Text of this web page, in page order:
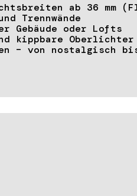
ab 36 mm
Trennwände
Gebäude oder Lofts
kippbare Oberlichter
– von nostalgisch